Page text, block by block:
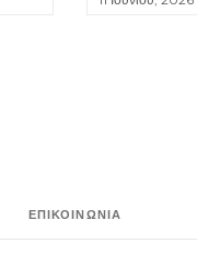
ΕΠΙΚΟΙΝΩΝΊΑ